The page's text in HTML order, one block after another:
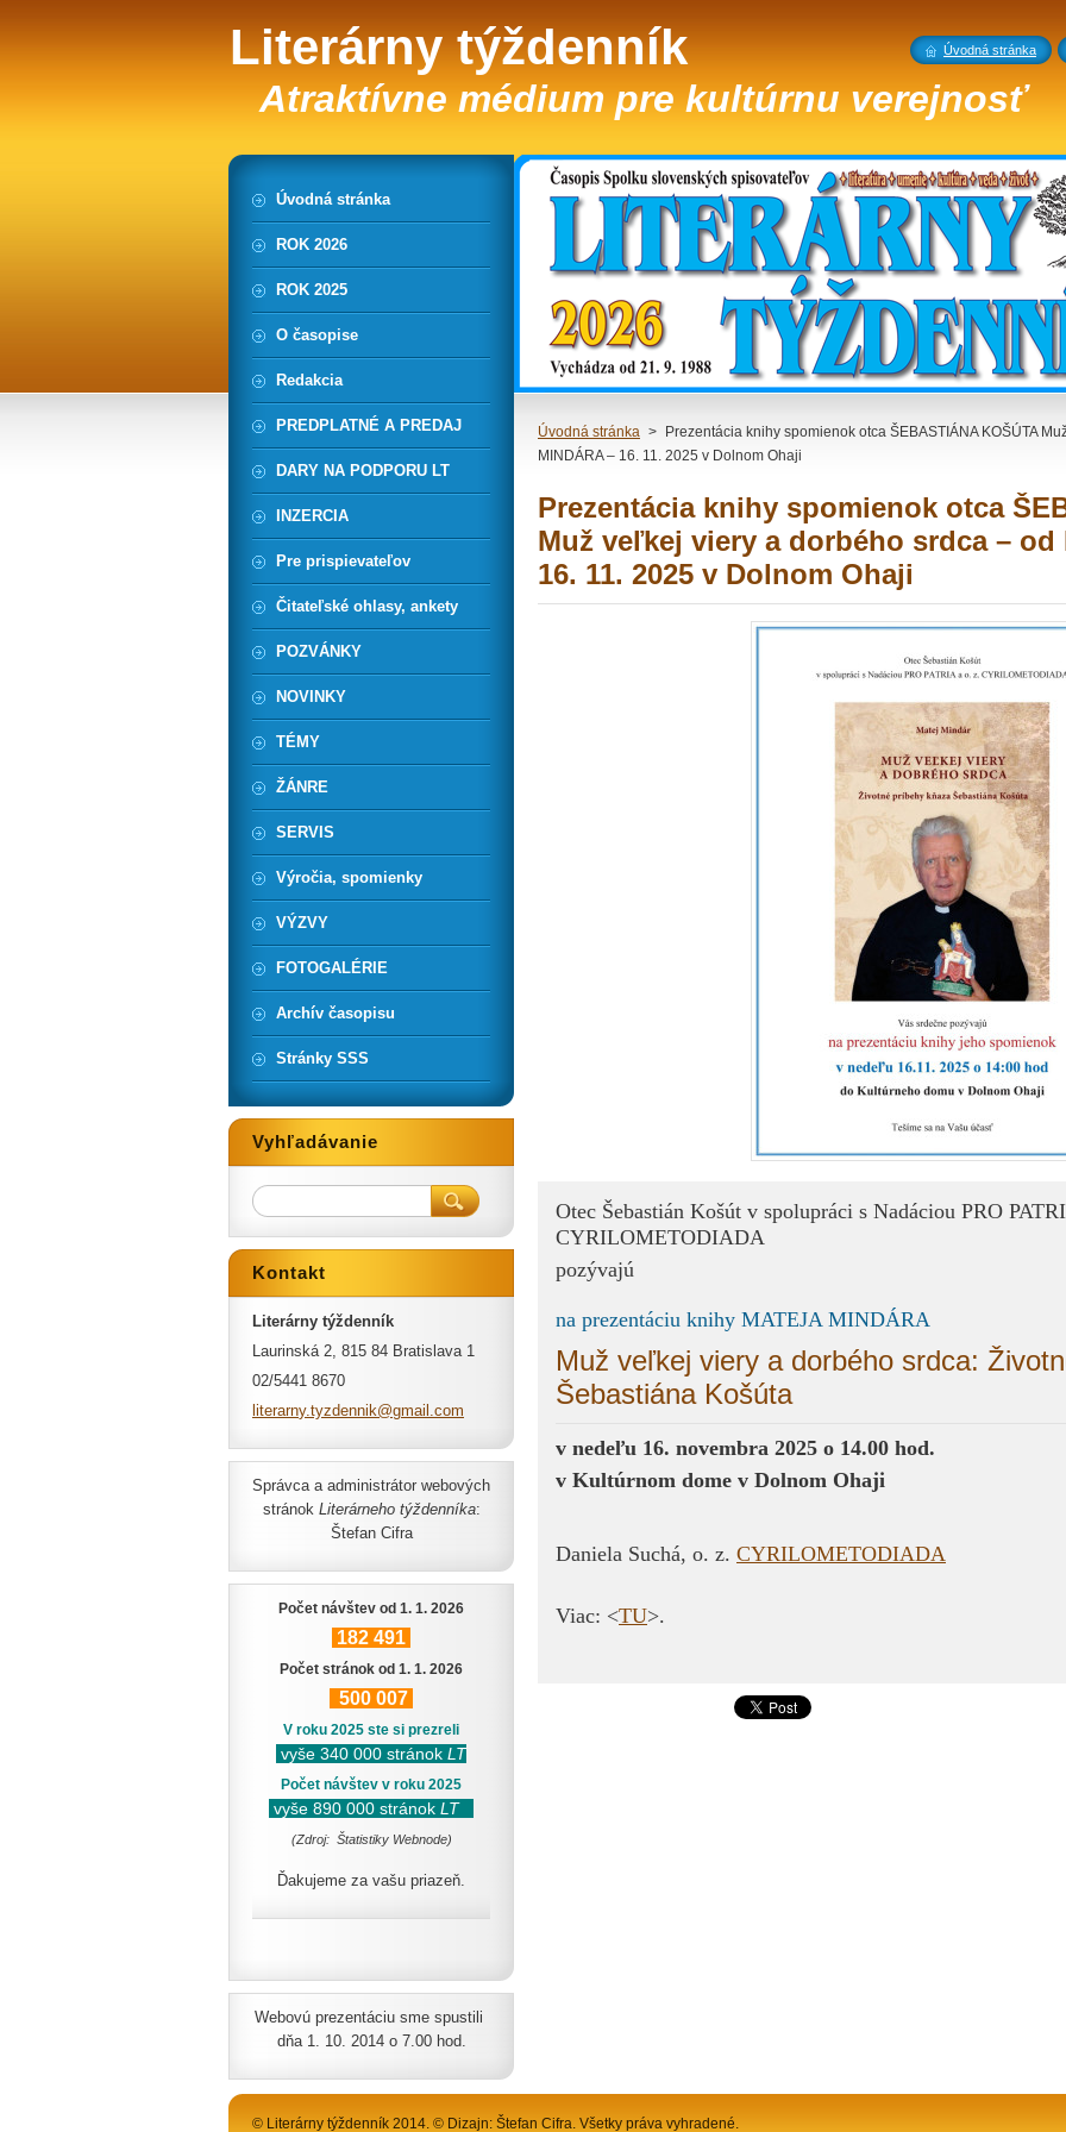
Literárny týždenník
Atraktívne médium pre kultúrnu verejnosť
Úvodná stránka >
Prezentácia knihy spomienok otca ŠEBASTIÁNA KOŠÚTA
MINDÁRA – 16. 11. 2025 v Dolnom Ohaji
Prezentácia knihy spomienok otca
Muž veľkej viery a dorbého srdca – od
16. 11. 2025 v Dolnom Ohaji
Otec Šebastián Košút v spolupráci s Nadáciou PRO
CYRILOMETODIADA
pozývajú
na prezentáciu knihy MATEJA MINDÁRA
Muž veľkej viery a dorbého srdca:
Šebastiána Košúta
v nedeľu 16. novembra 2025 o 14.00 hod.
v Kultúrnom dome v Dolnom Ohaji
Daniela Suchá, o. z. CYRILOMETODIADA
Viac: <TU>.
Úvodná stránka
ROK 2026
ROK 2025
O časopise
Redakcia
PREDPLATNÉ A PREDAJ
DARY NA PODPORU LT
INZERCIA
Pre prispievateľov
Čitateľské ohlasy, ankety
POZVÁNKY
NOVINKY
TÉMY
ŽÁNRE
SERVIS
Výročia, spomienky
VÝZVY
FOTOGALÉRIE
Archív časopisu
Stránky SSS
Vyhľadávanie
Kontakt
Literárny týždenník
Laurinská 2, 815 84 Bratislava 1
02/5441 8670
literarny.tyzdennik@gmai l.com
Správca a administrátor webových
stránok Literárneho týždenníka:
Štefan Cifra
Počet návštev od 1. 1. 2026
182 491
Počet stránok od 1. 1. 2026
500 007
V roku 2025 ste si prezreli
vyše 340 000 stránok LT
Počet návštev v roku 2025
vyše 890 000 stránok LT
(Zdroj: Štatistiky Webnode)
Ďakujeme za vašu priazeň.
Webovú prezentáciu sme spustili
dňa 1. 10. 2014 o 7.00 hod.
© Literárny týždenník 2014. © Dizajn: Štefan Cifra. Všetky práva vyhradené.
Úvodná stránka